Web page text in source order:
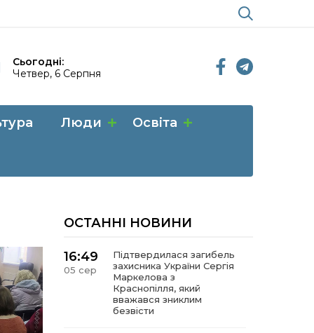
Сьогодні:
Четвер, 6 Серпня
Люди Освіта
ОСТАННІ НОВИНИ
16:49
05 сер
Підтвердилася загибель
захисника України Сергія
Маркелова з
Краснопілля, який
вважався зниклим
безвісти